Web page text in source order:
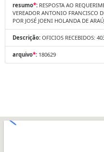
resumo*: RESPOSTA AO
VEREADOR ANTONIO FRANCISCO
POR JOSÉ JOENI HOLANDA DE
Descrição: OFICIOS RECEBIDOS:
arquivo*: 180629